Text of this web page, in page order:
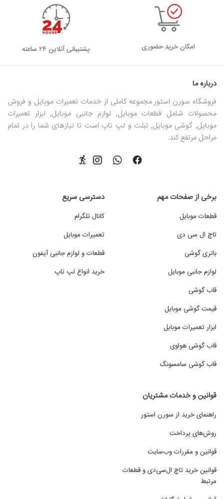
امکان خرید حضوری پشتیبانی آنلاین ۲۴ ساعته
درباره ما
فروشگاه سورن استور مجموعه کاملی از خدمات تعمیرات موبایل و فروش
محصولات شامل قطعات موبایل, لوازم جانبی موبایل, ابزار تعمیرات
موبایل, گوشی موبایل, تبلت و لپ تاپ است تا نیازهای شما را در تمام
مراحل مرتفع کند.
برخی از صفحات مهم
قطعات موبایل
تاچ ال سی دی
باتری گوشی
لوازم جانبی موبایل
قاب گوشی
قیمت گوشی موبایل
ابزار تعمیرات موبایل
قاب گوشی هواوی
قاب گوشی سامسونگ
دسترسی سریع
کانال تلگرام
تعمیرات موبایل
قطعات و لوازم جانبی آیفون
خرید انواع لپ تاپ
قوانین و خدمات مشتریان
راهنمای خرید از سورن استور
روش‌های پرداخت
قوانین و مقررات وب‌سایت
قوانین خرید تاچ ال‌سی‌دی و قطعات
مرتبط